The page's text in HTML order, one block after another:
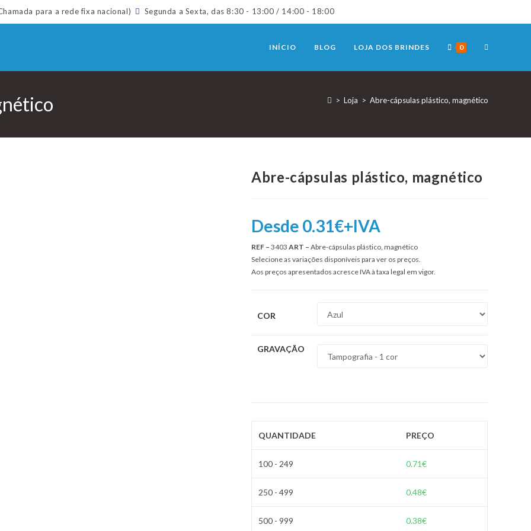
para a rede fixa nacional) Segunda a Sexta, das 8:30 - 13:00 / 14:00 - 18:00
INÍCIO BLOG LOJA DOS BRINDES 0 TOGGLE
> Loja > Abre-cápsulas plástico, magnético
Abre-cápsulas plástico, magnético
Desde 0.31€+IVA
REF – 3403ART –Abre-cápsulas plástico, magnético
Selecione as variações disponíveis para ver os preços.
Aos preços apresentados acresce IVA à taxa legal em vigor.
COR
GRAVAÇÃO
QUANTIDADE PREÇO
100 - 249 0.71€
250 - 499 0.48€
500 - 999 0.38€